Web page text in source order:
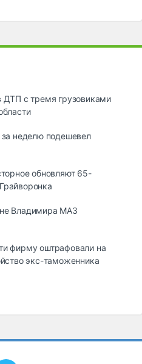
ДТП с тремя грузовиками
неделю подешевел
обновляют 65-
Владимира МАЗ
фирму оштрафовали на
экс-таможенника